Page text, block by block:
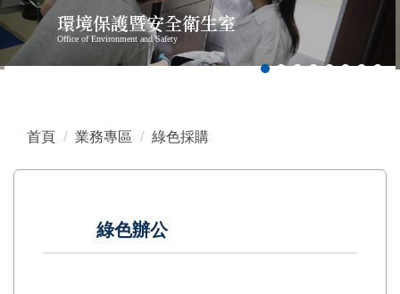
塊
環境保護暨安全衛生室
Office of Environment and Safety
首頁 業務專區 綠色採購
綠色辦公